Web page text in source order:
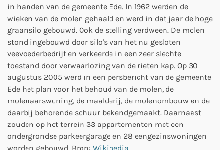
in handen van de gemeente Ede. In 1962 werden de
wieken van de molen gehaald en werd in dat jaar de hoge
graansilo gebouwd. Ook de stelling verdween. De molen
stond ingebouwd door silo's van het nu gesloten
veevoederbedrijf en verkeerde in een zeer slechte
toestand door verwaarlozing van de rieten kap. Op 30
augustus 2005 werd in een persbericht van de gemeente
Ede het plan voor het behoud van de molen, de
molenaarswoning, de maalderij, de molenombouw en de
daarbij behorende schuur bekendgemaakt. Daarnaast
zouden op het terrein 33 appartementen met een
ondergrondse parkeergarage en 28 eengezinswoningen
worden gebouwd. Bron: Wikipedia.